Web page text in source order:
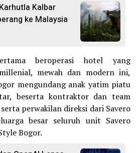
Kalbar
ke Malaysia
beroperasi hotel yang
mewah dan modern ini,
mengundang anak yatim piatu
beserta kontraktor dan team
perwakilan direksi dari Savero
besar seluruh unit Savero
Bogor.